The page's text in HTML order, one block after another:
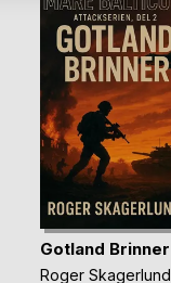
Gotland Brinner
Roger Skagerlund